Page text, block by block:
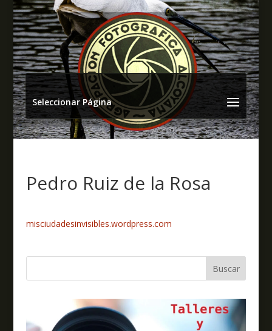
Seleccionar Página
Pedro Ruiz de la Rosa
misciudadesinvisibles.wordpress.com
Buscar